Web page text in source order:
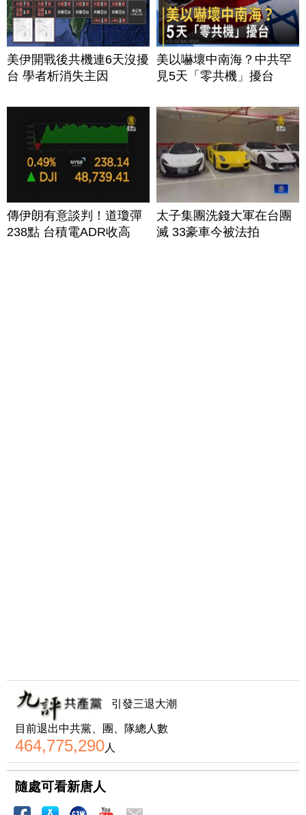
美伊開戰後共機連6天沒擾
台 學者析消失主因
美以嚇壞中南海？中共罕
見5天「零共機」擾台
傳伊朗有意談判！道瓊彈
238點 台積電ADR收高
太子集團洗錢大軍在台團
滅 33豪車今被法拍
引發三退大潮
目前退出中共黨、團、隊總人數
464,775,290人
隨處可看新唐人